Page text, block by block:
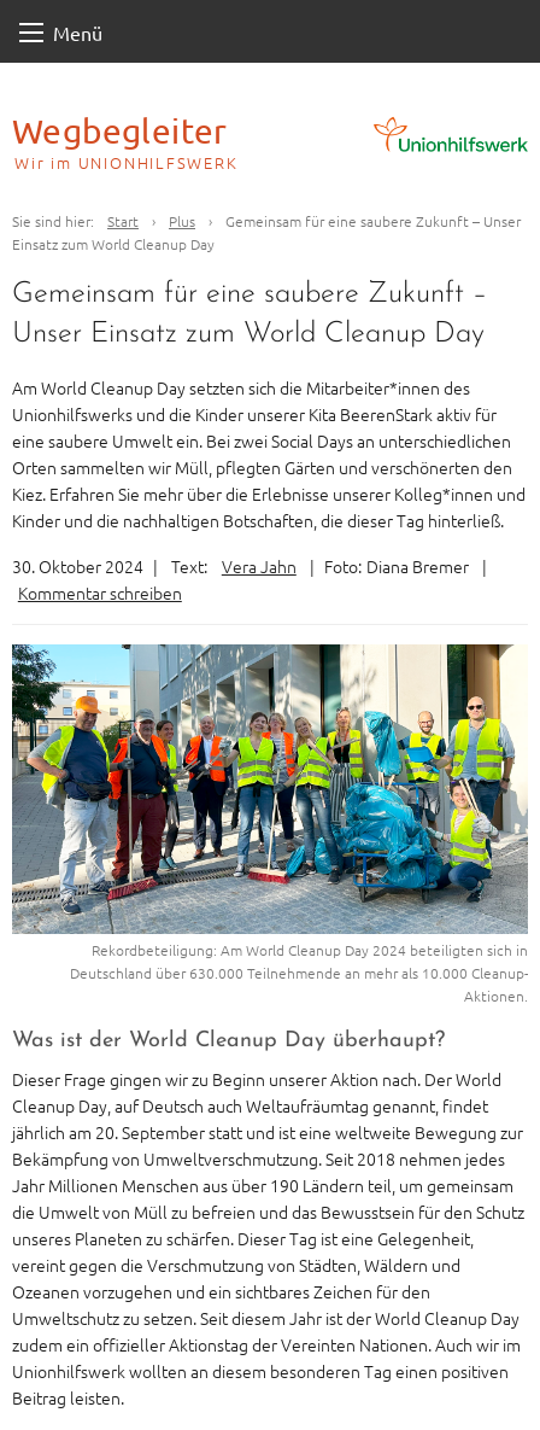
Menü
Wegbegleiter
Wir im UNIONHILFSWERK
Sie sind hier: Start › Plus ›
Gemeinsam für eine saubere Zukunft – Unser
Einsatz zum World Cleanup Day
Gemeinsam für eine saubere Zukunft –
Unser Einsatz zum World Cleanup Day
Am World Cleanup Day setzten sich die Mitarbeiter*innen des
Unionhilfswerks und die Kinder unserer Kita BeerenStark aktiv für
eine saubere Umwelt ein. Bei zwei Social Days an unterschiedlichen
Orten sammelten wir Müll, pflegten Gärten und verschönerten den
Kiez. Erfahren Sie mehr über die Erlebnisse unserer Kolleg*innen und
Kinder und die nachhaltigen Botschaften, die dieser Tag hinterließ.
30. Oktober 2024 | Text: Vera Jahn | Foto: Diana Bremer
|
Kommentar schreiben
Rekordbeteiligung: Am World Cleanup Day 2024 beteiligten sich in
Deutschland über 630.000 Teilnehmende an mehr als 10.000 Cleanup-
Aktionen.
Was ist der World Cleanup Day überhaupt?
Dieser Frage gingen wir zu Beginn unserer Aktion nach. Der World
Cleanup Day, auf Deutsch auch Weltaufräumtag genannt, findet
jährlich am 20. September statt und ist eine weltweite Bewegung zur
Bekämpfung von Umweltverschmutzung. Seit 2018 nehmen jedes
Jahr Millionen Menschen aus über 190 Ländern teil, um gemeinsam
die Umwelt von Müll zu befreien und das Bewusstsein für den Schutz
unseres Planeten zu schärfen. Dieser Tag ist eine Gelegenheit,
vereint gegen die Verschmutzung von Städten, Wäldern und
Ozeanen vorzugehen und ein sichtbares Zeichen für den
Umweltschutz zu setzen. Seit diesem Jahr ist der World Cleanup Day
zudem ein offizieller Aktionstag der Vereinten Nationen. Auch wir im
Unionhilfswerk wollten an diesem besonderen Tag einen positiven
Beitrag leisten.